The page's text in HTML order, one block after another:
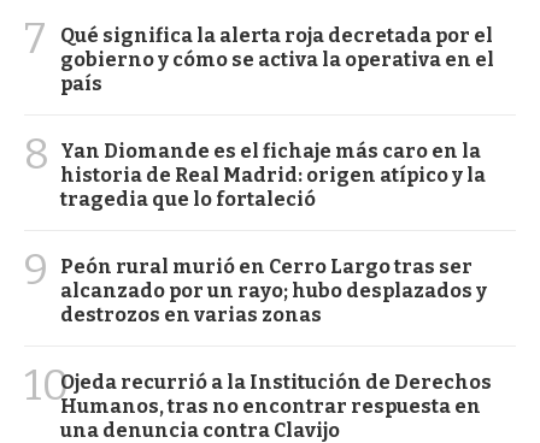
7
Qué significa la alerta roja decretada por el
gobierno y cómo se activa la operativa en el
país
8
Yan Diomande es el fichaje más caro en la
historia de Real Madrid: origen atípico y la
tragedia que lo fortaleció
9
Peón rural murió en Cerro Largo tras ser
alcanzado por un rayo; hubo desplazados y
destrozos en varias zonas
10Ojeda recurrió a la Institución de Derechos
Humanos, tras no encontrar respuesta en
una denuncia contra Clavijo